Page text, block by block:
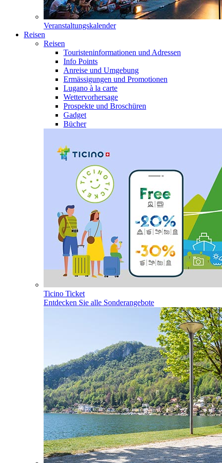
Veranstaltungskalender
Reisen
Reisen
Touristeninformationen und Adressen
Info Points
Anreise und Umgebung
Ermässigungen und Promotionen
Lugano à la carte
Wettervorhersage
Prospekte und Broschüren
Gadget
Bücher
Ticino Ticket
Entdecken Sie alle Sonderangebote